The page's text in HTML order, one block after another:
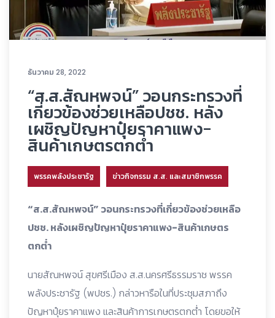
ธันวาคม 28, 2022
“ส.ส.สัณหพจน์” วอนกระทรวงที่
เกี่ยวข้องช่วยเหลือปชช. หลัง
เผชิญปัญหาปุ๋ยราคาแพง-
สินค้าเกษตรตกต่ำ
พรรคพลังประชารัฐ ข่าวกิจกรรม ส.ส. และสมาชิกพรรค
“ส.ส.สัณหพจน์” วอนกระทรวงที่เกี่ยวข้องช่วยเหลือ
ปชช. หลังเผชิญปัญหาปุ๋ยราคาแพง-สินค้าเกษตร
ตกต่ำ
นายสัณหพจน์ สุขศรีเมือง ส.ส.นครศรีธรรมราช พรรค
พลังประชารัฐ (พปชร.) กล่าวหารือในที่ประชุมสภาถึง
ปัญหาปุ๋ยราคาแพง และสินค้าการเกษตรตกต่ำ โดยขอให้